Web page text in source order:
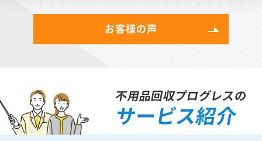
お客様の声
不用品回収プログレスの
サービス紹介